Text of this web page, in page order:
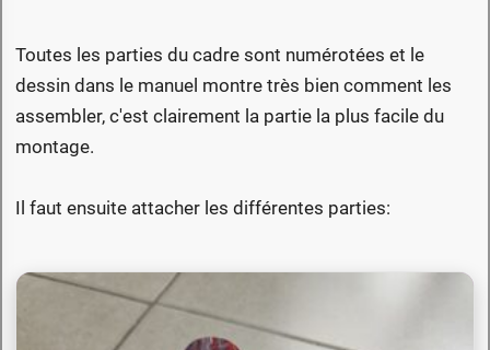
Toutes les parties du cadre sont numérotées et le
dessin dans le manuel montre très bien comment les
assembler, c'est clairement la partie la plus facile du
montage.
Il faut ensuite attacher les différentes parties: